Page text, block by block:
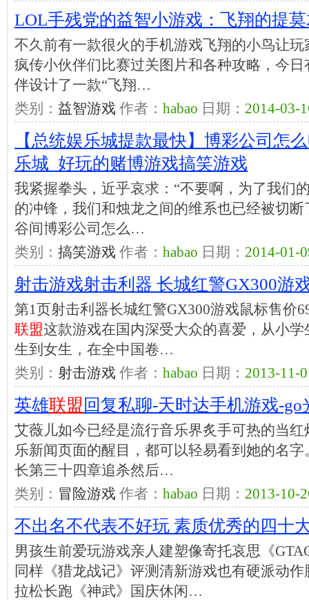
LOL手残党的益智小游戏：飞翔的提
不久前有一款很火的手机游戏飞翔的小鸟让
疯传小伙伴们比赛过关图片和各种攻略，今日
伴设计了一款“飞翔…
类别： 益智游戏 作者： habao 日期： 2014-03-
【总统娱乐城提款最快】博彩公司怎
乐城_好玩的赌博游戏搞笑游戏
我紧握拳头，近乎哀求：“不要啊，为了我们
的冲锋，我们和烛龙之间的维系也已经被切
谷间博彩公司怎么…
类别： 搞笑游戏 作者： habao 日期： 2014-01-
射击游戏射击利器 长城红警GX300游
第1页射击利器长城红警GX300游戏鼠标售价
联盟这款游戏在国内深受大众的喜爱，从小
生到女生，在全中国卷…
类别： 射击游戏 作者： habao 日期： 2013-11-
英雄联盟 回复私聊-天时达手机游戏-
艾薇儿如今已经是流行音乐界炙手可热的当
乐新闻页面的醒目，都可以轻易看到她的名
长第三十四章追杀然后…
类别： 冒险游戏 作者： habao 日期： 2013-10-
不出名不代表不好玩 素质优秀的四十
男孩生前爱玩游戏亲人建塑像寄托哀思《
同样《猎龙战记》评测清新游戏也有硬派动
拉松长跑《神武》国庆休闲…